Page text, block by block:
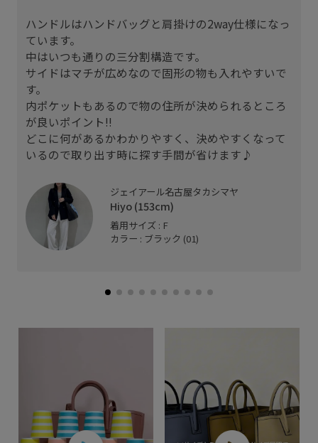
ハンドルはハンドバッグと肩掛けの2way仕様になっ
ています。
中はいつも通りの三分割構造です。
サイドはマチが広めなので固形の物も入れやすいで
す。
内ポケットもあるので物の住所が決められるところ
が良いポイント‼︎
どこに何があるかわかりやすく、決めやすくなって
いるので取り出す時に探す手間が省けます♪
ジェイアール名古屋タカシマヤ
Hiyo (153cm)
着用サイズ : F
カラー : ブラック (01)